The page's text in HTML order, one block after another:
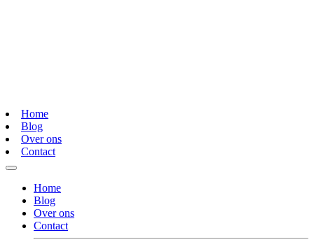
Home
Blog
Over ons
Contact
Home
Blog
Over ons
Contact